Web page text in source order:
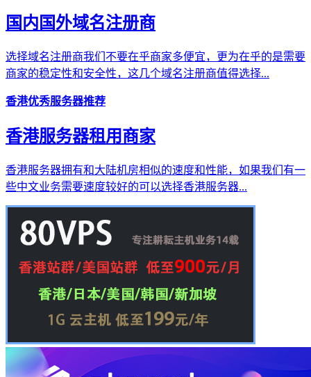
国内国外域名注册商
选择域名注册商我们不要在乎商家多便宜，更为在乎的是需要
商家的稳定性和安全性，这几个域名注册商值得选择...
香港优秀服务器推荐
香港服务器租用商家
香港服务器拥有和大陆机房相似的速度和性能，如果我们有一
些中文业务需要速度较好的可以选择香港服务器...